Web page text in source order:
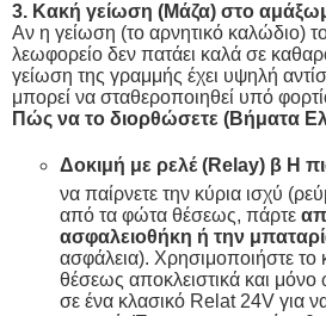
3. Κακή γείωση (Μάζα) στο
Αν η γείωση (το αρνητικό καλώδιο)
λεωφορείο δεν πατάει καλά σε
γείωση της γραμμής έχει υψηλή
μπορεί να σταθεροποιηθεί υπό
Πώς να το διορθώσετε (Βήματα
Δοκιμή με ρελέ (Relay) β Η
να παίρνετε την κύρια ισχύ
από τα φώτα θέσεως, πάρτε
ασφαλειοθήκη ή την
ασφάλεια). Χρησιμοποιήστε
θέσεως αποκλειστικά και
σε ένα κλασικό Relat 24V για να